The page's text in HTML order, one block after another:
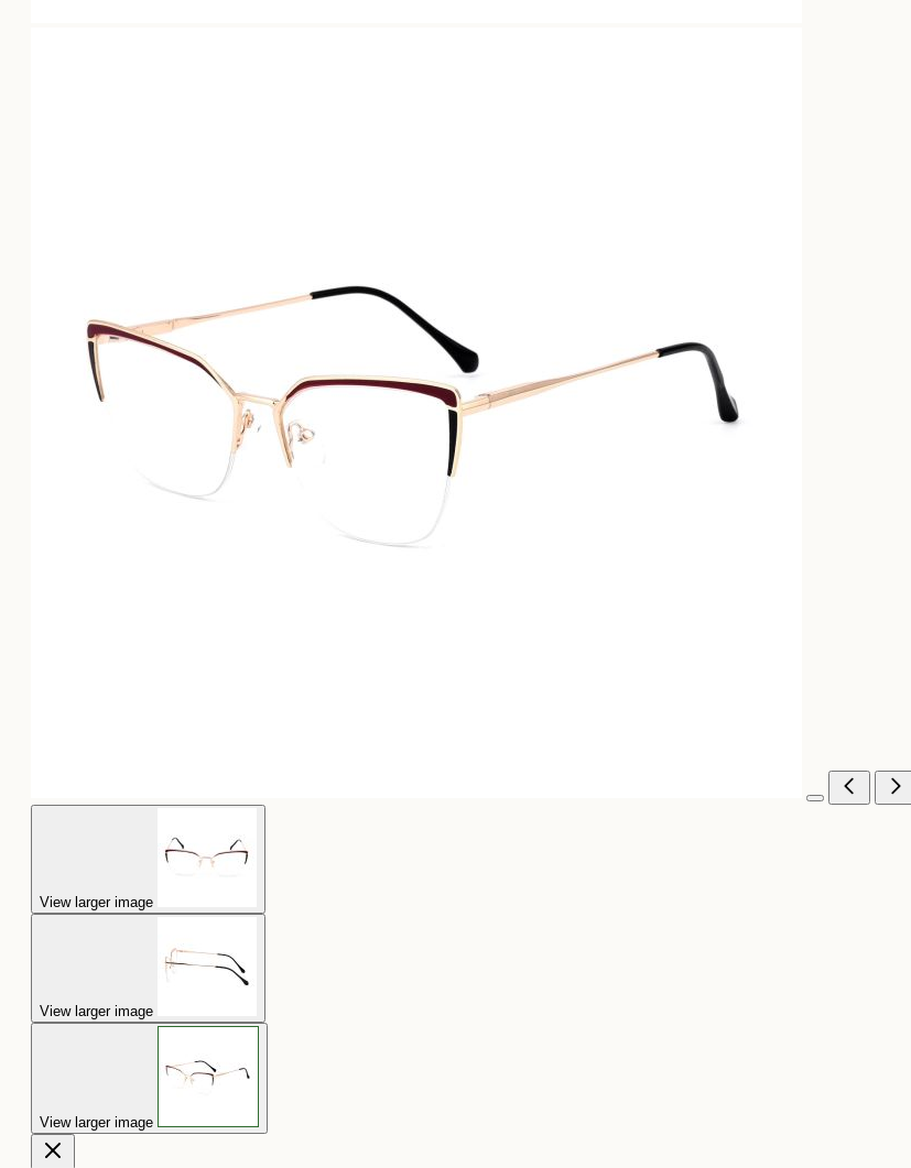
View larger image
View larger image
View larger image